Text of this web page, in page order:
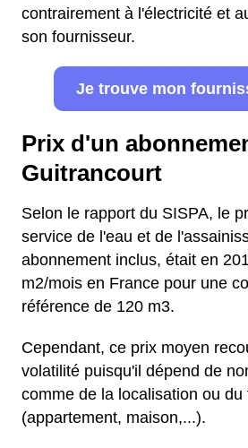
contrairement à l'électricité et
son fournisseur.
Je trouve mon
Prix d'un
Guitrancourt
Selon le rapport du SISPA, le
service de l'eau et de
abonnement inclus, était en
m2/mois en France pour une
référence de 120 m3.
Cependant, ce prix moyen
volatilité puisqu'il dépend de
comme de la localisation ou
(appartement, maison,...).